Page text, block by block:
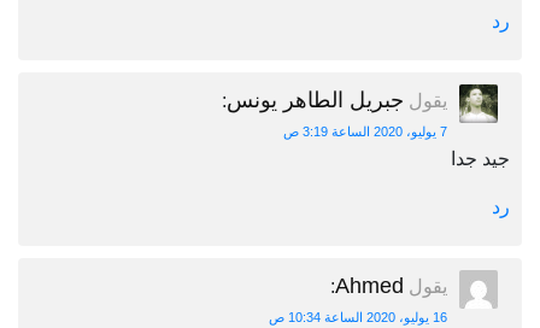
رد
يقول جبريل الطاهر يونس:
7 يوليو، 2020 الساعة 3:19 ص
جيد جدا
رد
يقول Ahmed
:
16 يوليو، 2020 الساعة 10:34 ص